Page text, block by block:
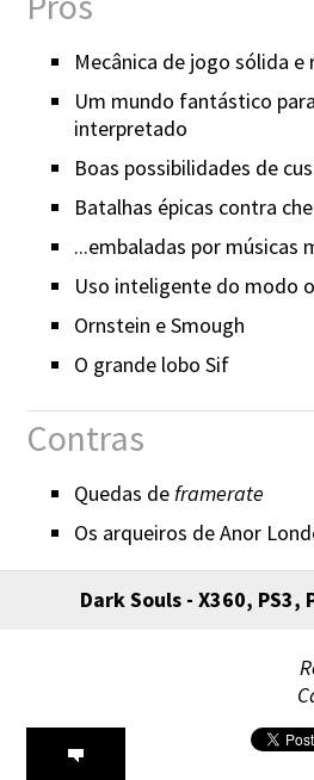
Mecânica de jogo sólida e
Um mundo fantástico
interpretado
Boas possibilidades de
Batalhas épicas contra
...embaladas por músicas
Uso inteligente do modo
Ornstein e Smough
O grande lobo Sif
Contras
Quedas deframerate
Os arqueiros de Anor
Dark Souls - X360, PS3,